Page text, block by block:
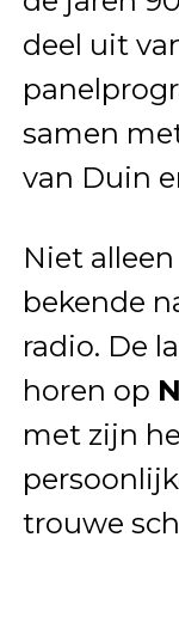
deel uit
samen
van Duin
Niet
bekende
radio. De
horen op
met zijn
trouwe